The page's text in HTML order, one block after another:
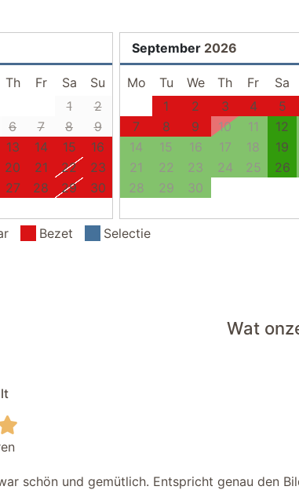
Th Fr Sa
Su
1
2
6 7 8
9
13 14 15
16
20 21 22
23
27 28 29
30
September 2026
Mo Tu We Th Fr Sa
1
2 3 4 5
7
8 9 10 11 12
14
15 16 17 18 19
21
22 23 24 25 26
28
29 30
Bezet Selectie
Wat
schön und gemütlich. Entspricht genau den